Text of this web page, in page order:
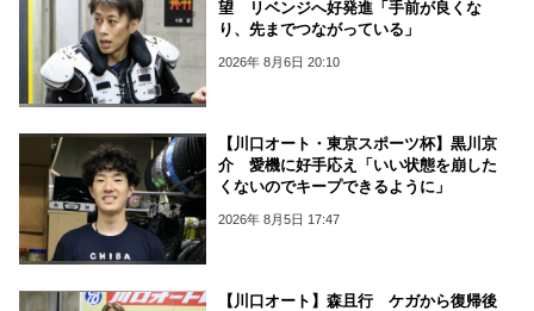
望 リベンジへ好発進「手前が良くな
り、先までつながっている」
2026年 8月6日 20:10
【川口オート・東京スポーツ杯】黒川京
介 愛機に好手応え「いい状態を崩した
くないのでキープできるように」
2026年 8月5日 17:47
【川口オート】森且行 ケガから復帰後